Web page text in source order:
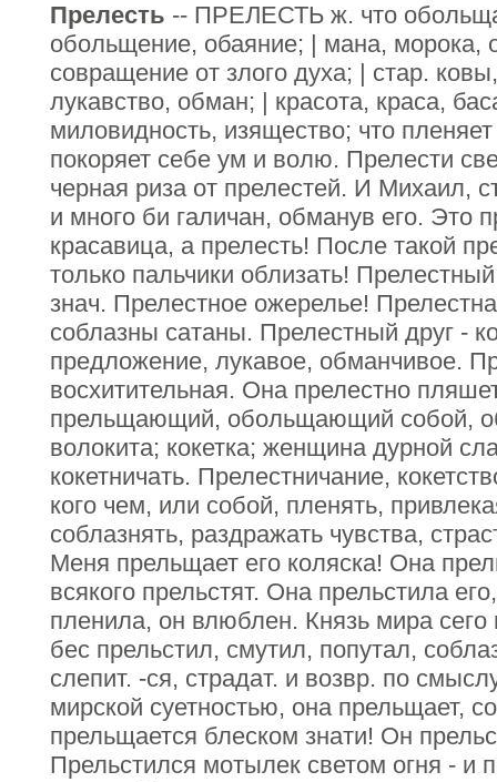
Прелесть -- ПРЕЛЕСТЬ ж. что
обольщение, обаяние; | мана, морока,
совращение от злого духа; | стар.
лукавство, обман; | красота, краса,
миловидность, изящество; что
покоряет себе ум и волю. Прелести
черная риза от прелестей. И Михаил,
и много би галичан, обманув его. Это
красавица, а прелесть! После такой
только пальчики облизать!
знач. Прелестное ожерелье!
соблазны сатаны. Прелестный друг -
предложение, лукавое, обманчивое.
восхитительная. Она прелестно
прельщающий, обольщающий собой,
волокита; кокетка; женщина дурной
кокетничать. Прелестничание,
кого чем, или собой, пленять,
соблазнять, раздражать чувства,
Меня прельщает его коляска! Она
всякого прельстят. Она прельстила
пленила, он влюблен. Князь мира
бес прельстил, смутил, попутал,
слепит. -ся, страдат. и возвр. по
мирской суетностью, она прельщает,
прельщается блеском знати! Он
Прельстился мотылек светом огня - и